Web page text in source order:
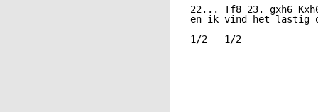
22... Tf8 23. gxh6
en ik vind het lastig
1/2 - 1/2